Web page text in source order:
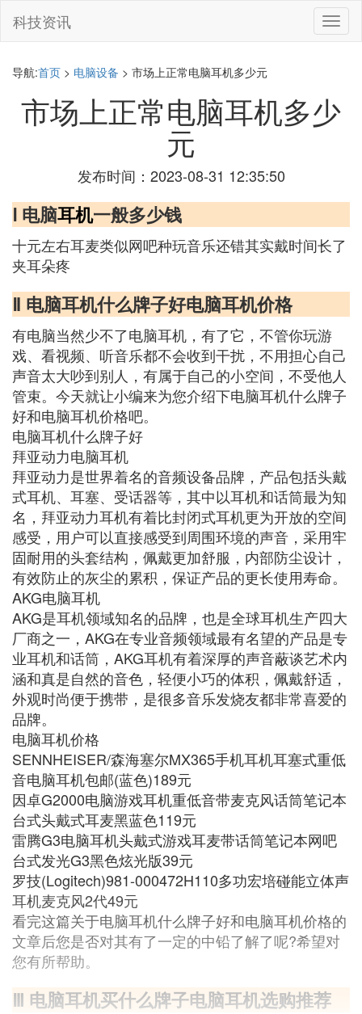
切
换
科技资讯
导航:首页 > 电脑设备 > 市场上正常电脑耳机多少元
市场上正常电脑耳机多少
元
发布时间：2023-08-31 12:35:50
Ⅰ 电脑耳机一般多少钱
十元左右耳麦类似网吧种玩音乐还错其实戴时间长了
夹耳朵疼
Ⅱ 电脑耳机什么牌子好电脑耳机价格
有电脑当然少不了电脑耳机，有了它，不管你玩游
戏、看视频、听音乐都不会收到干扰，不用担心自己
声音太大吵到别人，有属于自己的小空间，不受他人
管束。今天就让小编来为您介绍下电脑耳机什么牌子
好和电脑耳机价格吧。
电脑耳机什么牌子好
拜亚动力电脑耳机
拜亚动力是世界着名的音频设备品牌，产品包括头戴
式耳机、耳塞、受话器等，其中以耳机和话筒最为知
名，拜亚动力耳机有着比封闭式耳机更为开放的空间
感受，用户可以直接感受到周围环境的声音，采用牢
固耐用的头套结构，佩戴更加舒服，内部防尘设计，
有效防止的灰尘的累积，保证产品的更长使用寿命。
AKG电脑耳机
AKG是耳机领域知名的品牌，也是全球耳机生产四大
厂商之一，AKG在专业音频领域最有名望的产品是专
业耳机和话筒，AKG耳机有着深厚的声音蔽谈艺术内
涵和真是自然的音色，轻便小巧的体积，佩戴舒适，
外观时尚便于携带，是很多音乐发烧友都非常喜爱的
品牌。
电脑耳机价格
SENNHEISER/森海塞尔MX365手机耳机耳塞式重低
音电脑耳机包邮(蓝色)189元
因卓G2000电脑游戏耳机重低音带麦克风话筒笔记本
台式头戴式耳麦黑蓝色119元
雷腾G3电脑耳机头戴式游戏耳麦带话筒笔记本网吧
台式发光G3黑色炫光版39元
罗技(Logitech)981-000472H110多功宏培碰能立体声
耳机麦克风2代49元
看完这篇关于电脑耳机什么牌子好和电脑耳机价格的
文章后您是否对其有了一定的中铅了解了呢?希望对
您有所帮助。
Ⅲ 电脑耳机买什么牌子电脑耳机选购推荐